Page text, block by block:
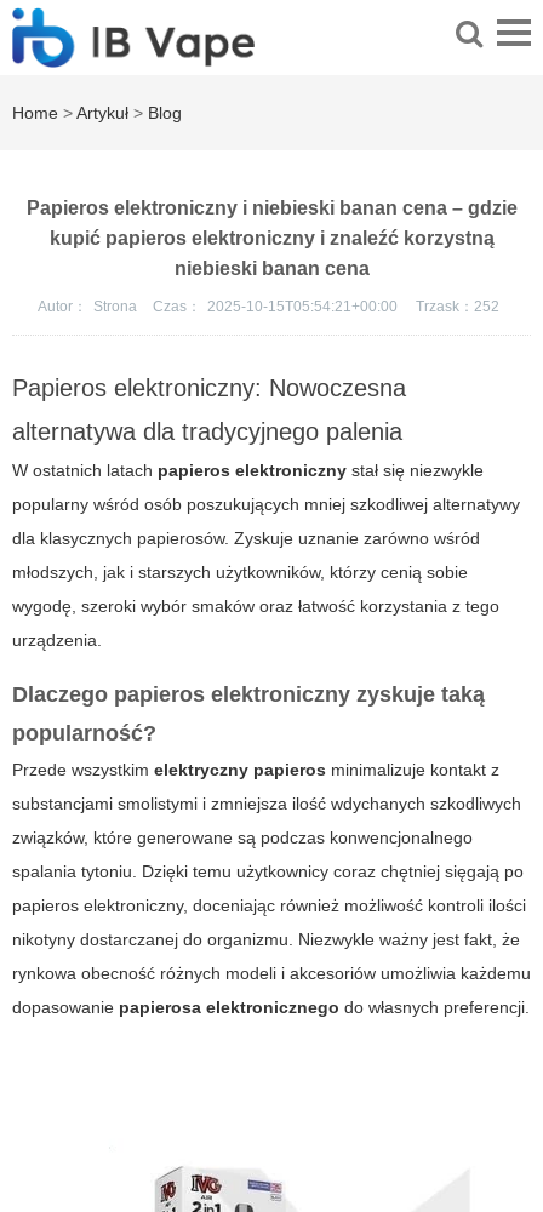
Home >Artykuł > Blog
Papieros elektroniczny i niebieski banan cena – gdzie
kupić papieros elektroniczny i znaleźć korzystną
niebieski banan cena
Autor： Strona Czas： 2025-10-15T05:54:21+00:00 Trzask： 252
Papieros elektroniczny: Nowoczesna
alternatywa dla tradycyjnego palenia
W ostatnich latach papieros elektroniczny stał się niezwykle
popularny wśród osób poszukujących mniej szkodliwej alternatywy
dla klasycznych papierosów. Zyskuje uznanie zarówno wśród
młodszych, jak i starszych użytkowników, którzy cenią sobie
wygodę, szeroki wybór smaków oraz łatwość korzystania z tego
urządzenia.
Dlaczego papieros elektroniczny zyskuje taką
popularność?
Przede wszystkim elektryczny papieros minimalizuje kontakt z
substancjami smolistymi i zmniejsza ilość wdychanych szkodliwych
związków, które generowane są podczas konwencjonalnego
spalania tytoniu. Dzięki temu użytkownicy coraz chętniej sięgają po
papieros elektroniczny, doceniając również możliwość kontroli ilości
nikotyny dostarczanej do organizmu. Niezwykle ważny jest fakt, że
rynkowa obecność różnych modeli i akcesoriów umożliwia każdemu
dopasowanie papierosa elektronicznego do własnych preferencji.